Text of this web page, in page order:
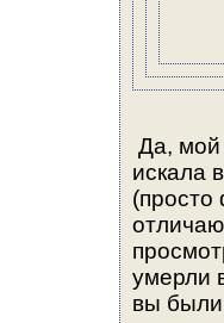
Да, мой
искала
(просто
умерли
вы